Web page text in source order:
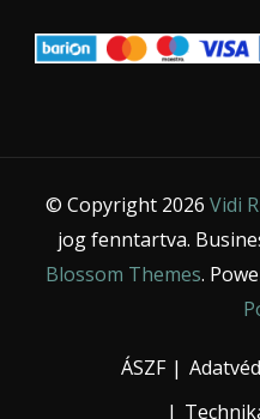
© Copyright 2026 Vidi
jog fenntartva.
Blossom Themes.
ÁSZF